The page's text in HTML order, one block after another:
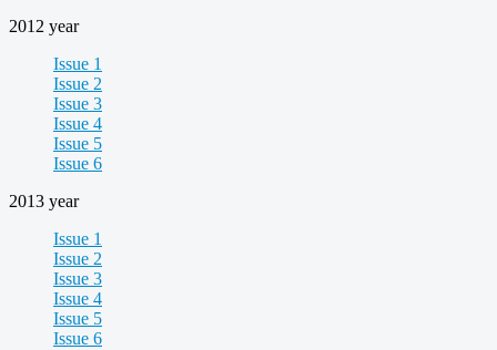
2012 year
Issue 1
Issue 2
Issue 3
Issue 4
Issue 5
Issue 6
2013 year
Issue 1
Issue 2
Issue 3
Issue 4
Issue 5
Issue 6